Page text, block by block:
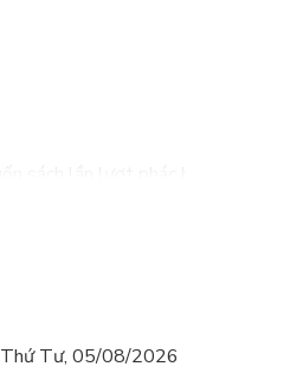
Thứ Tư, 05/08/2026